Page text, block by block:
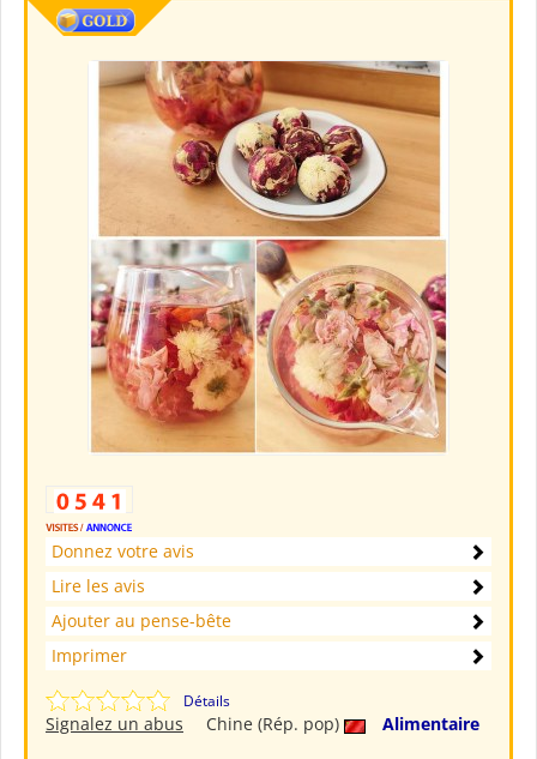
Donnez votre avis
Lire les avis
Ajouter au pense-bête
Imprimer
Détails
Chine (Rép. pop) Alimentaire
Signalez un abus